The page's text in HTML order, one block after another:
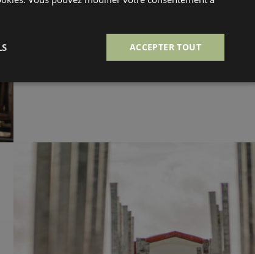
Dieses Verfahren ist ideal, um
Vorgaben unserer Kunden
auf Paletten zu erfüllen, wobei
veränderliche Auftragsvolumen
ACCEPTER TOUT